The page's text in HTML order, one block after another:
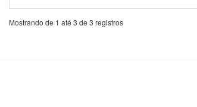
Mostrando de 1 até 3 de 3 registros